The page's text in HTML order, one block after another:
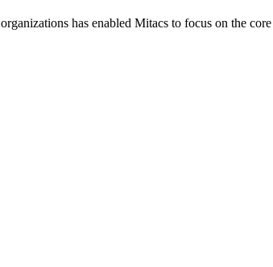
has enabled Mitacs to focus on the